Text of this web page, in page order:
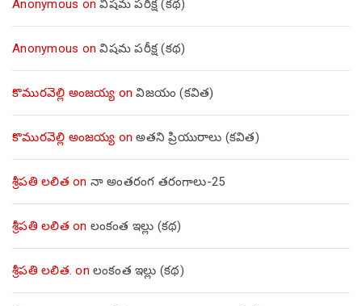
Anonymous onవిషమ పరీక్ష (క‌థ‌)
Anonymous onవిషమ పరీక్ష (క‌థ‌)
కొమురవెల్లి అంజయ్య onవిజయం (కవిత)
కొమురవెల్లి అంజయ్య onఅతని ప్రియురాలు (కవిత)
శ్రీపతి లలిత on నా అంతరంగ తరంగాలు-25
శ్రీపతి లలిత on లంకంత ఇల్లు (కథ)
శ్రీపతి లలిత. on లంకంత ఇల్లు (కథ)